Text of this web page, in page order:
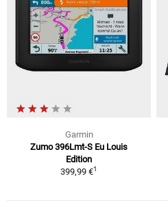
Garmin
Zumo 396Lmt-S Eu Louis
Edition
399,99 €1